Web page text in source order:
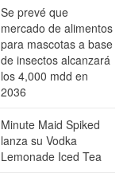
Se prevé que
mercado de alimentos
para mascotas a base
de insectos alcanzará
los 4,000 mdd en
2036
Minute Maid Spiked
lanza su Vodka
Lemonade Iced Tea